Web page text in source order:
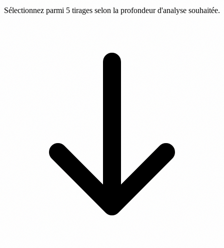
Sélectionnez parmi 5 tirages selon la profondeur d'analyse souhaitée.